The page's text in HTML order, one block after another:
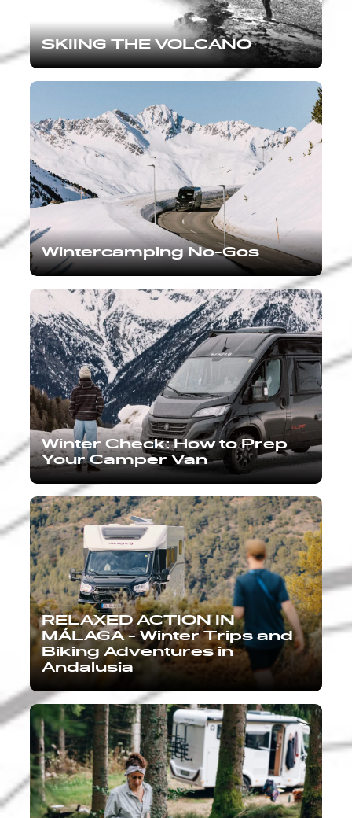
SKIING THE VOLCANO
Wintercamping No-Gos
Winter Check: How to Prep
Your Camper Van
RELAXED ACTION IN
MÁLAGA - Winter Trips and
Biking Adventures in
Andalusia